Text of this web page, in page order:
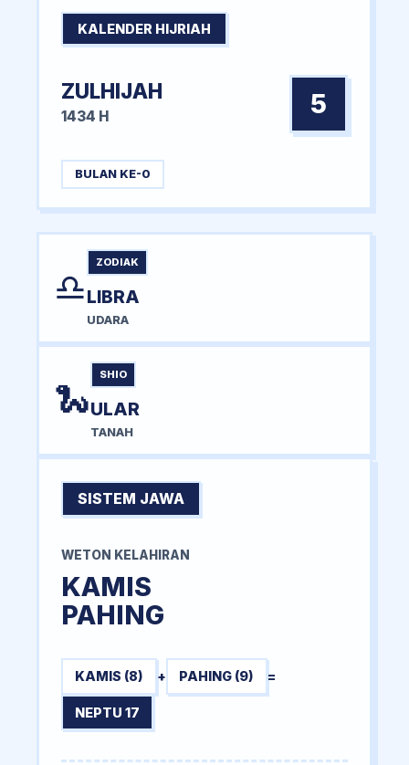
KALENDER HIJRIAH
ZULHIJAH
1434 H 5
BULAN KE-0
♎
ZODIAK
LIBRA
UDARA
🐍
SHIO
ULAR
TANAH
SISTEM JAWA
WETON KELAHIRAN
KAMIS
PAHING
KAMIS (8) + PAHING (9) =
NEPTU 17